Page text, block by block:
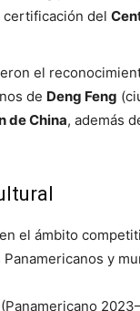
certificación del
el
de Deng Feng
de China, además
el ámbito
y